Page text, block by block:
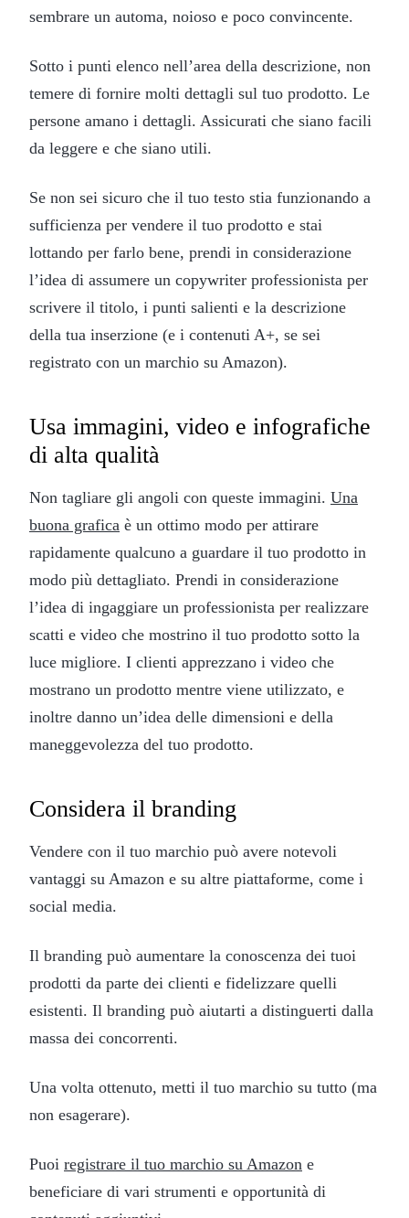
sembrare un automa, noioso e poco convincente.
Sotto i punti elenco nell’area della descrizione, non
temere di fornire molti dettagli sul tuo prodotto. Le
persone amano i dettagli. Assicurati che siano facili
da leggere e che siano utili.
Se non sei sicuro che il tuo testo stia funzionando a
sufficienza per vendere il tuo prodotto e stai
lottando per farlo bene, prendi in considerazione
l’idea di assumere un copywriter professionista per
scrivere il titolo, i punti salienti e la descrizione
della tua inserzione (e i contenuti A+, se sei
registrato con un marchio su Amazon).
Usa immagini, video e infografiche
di alta qualità
Non tagliare gli angoli con queste immagini. Una
buona grafica è un ottimo modo per attirare
rapidamente qualcuno a guardare il tuo prodotto in
modo più dettagliato. Prendi in considerazione
l’idea di ingaggiare un professionista per realizzare
scatti e video che mostrino il tuo prodotto sotto la
luce migliore. I clienti apprezzano i video che
mostrano un prodotto mentre viene utilizzato, e
inoltre danno un’idea delle dimensioni e della
maneggevolezza del tuo prodotto.
Considera il branding
Vendere con il tuo marchio può avere notevoli
vantaggi su Amazon e su altre piattaforme, come i
social media.
Il branding può aumentare la conoscenza dei tuoi
prodotti da parte dei clienti e fidelizzare quelli
esistenti. Il branding può aiutarti a distinguerti dalla
massa dei concorrenti.
Una volta ottenuto, metti il tuo marchio su tutto (ma
non esagerare).
Puoi registrare il tuo marchio su Amazon e
beneficiare di vari strumenti e opportunità di